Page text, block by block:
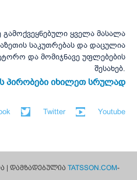
გამოქვეყნებული ყველა მასალა
საკუთრებას და დაცულია
და მომიჯნავე უფლებების
შესახებ.
პირობები იხილეთ სრულად
Twitter Youtube
| დამზადებულია TATSSON.COM-